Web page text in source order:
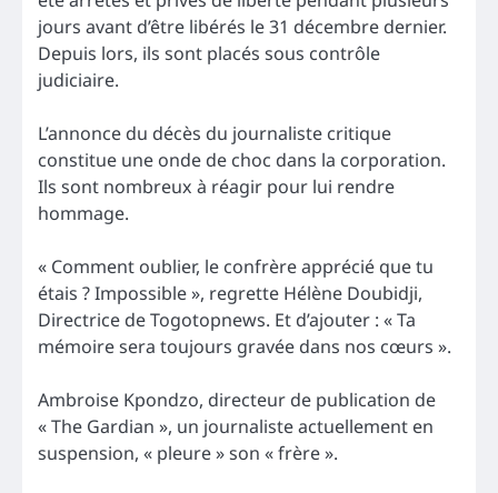
jours avant d’être libérés le 31 décembre dernier.
Depuis lors, ils sont placés sous contrôle
judiciaire.
L’annonce du décès du journaliste critique
constitue une onde de choc dans la corporation.
Ils sont nombreux à réagir pour lui rendre
hommage.
« Comment oublier, le confrère apprécié que tu
étais ? Impossible », regrette Hélène Doubidji,
Directrice de Togotopnews. Et d’ajouter : « Ta
mémoire sera toujours gravée dans nos cœurs ».
Ambroise Kpondzo, directeur de publication de
« The Gardian », un journaliste actuellement en
suspension, « pleure » son « frère ».